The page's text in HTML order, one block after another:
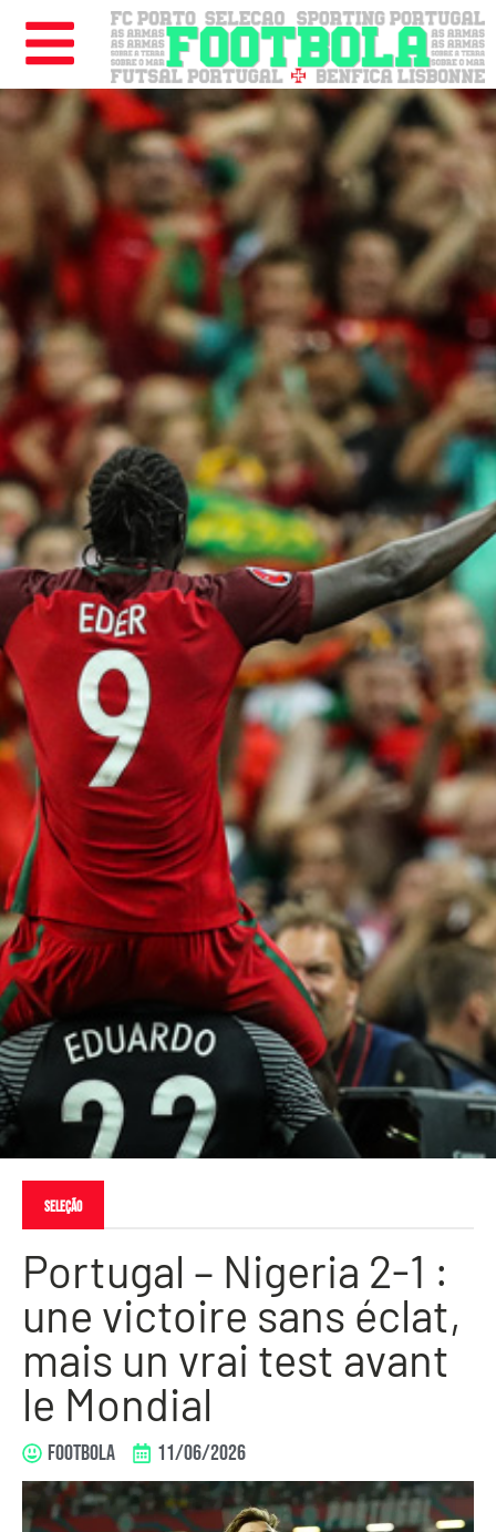
Seleção
Portugal – Nigeria 2-1 :
une victoire sans éclat,
mais un vrai test avant
le Mondial
FOOTBOLA 11/06/2026